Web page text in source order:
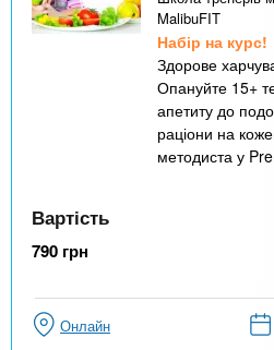
MalibuFIT
Набір на курс!
Здорове
Опануйте 15+
апетиту до
раціони на
методиста у
Вартість
790 грн
Онлайн